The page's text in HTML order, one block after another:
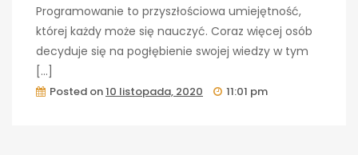
Programowanie to przyszłościowa umiejętność,
której każdy może się nauczyć. Coraz więcej osób
decyduje się na pogłębienie swojej wiedzy w tym
[…]
Posted on10 listopada, 2020 11:01 pm